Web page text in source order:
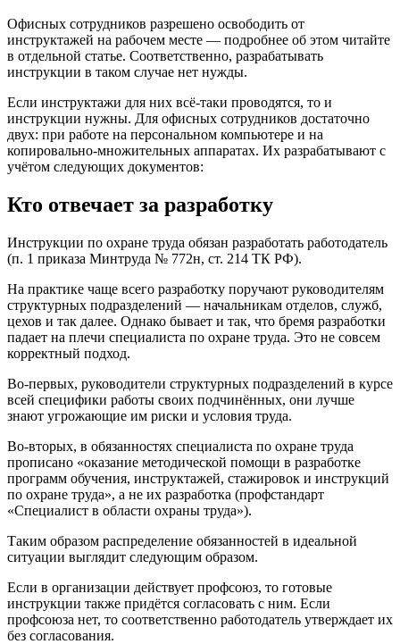
Офисных сотрудников разрешено освободить от
инструктажей на рабочем месте — подробнее об этом читайте
в отдельной статье. Соответственно, разрабатывать
инструкции в таком случае нет нужды.
Если инструктажи для них всё-таки проводятся, то и
инструкции нужны. Для офисных сотрудников достаточно
двух: при работе на персональном компьютере и на
копировально-множительных аппаратах. Их разрабатывают с
учётом следующих документов:
Кто отвечает за разработку
Инструкции по охране труда обязан разработать работодатель
(п. 1 приказа Минтруда № 772н, ст. 214 ТК РФ).
На практике чаще всего разработку поручают руководителям
структурных подразделений — начальникам отделов, служб,
цехов и так далее. Однако бывает и так, что бремя разработки
падает на плечи специалиста по охране труда. Это не совсем
корректный подход.
Во-первых, руководители структурных подразделений в курсе
всей специфики работы своих подчинённых, они лучше
знают угрожающие им риски и условия труда.
Во-вторых, в обязанностях специалиста по охране труда
прописано «оказание методической помощи в разработке
программ обучения, инструктажей, стажировок и инструкций
по охране труда», а не их разработка (профстандарт
«Специалист в области охраны труда»).
Таким образом распределение обязанностей в идеальной
ситуации выглядит следующим образом.
Если в организации действует профсоюз, то готовые
инструкции также придётся согласовать с ним. Если
профсоюза нет, то соответственно работодатель утверждает их
без согласования.